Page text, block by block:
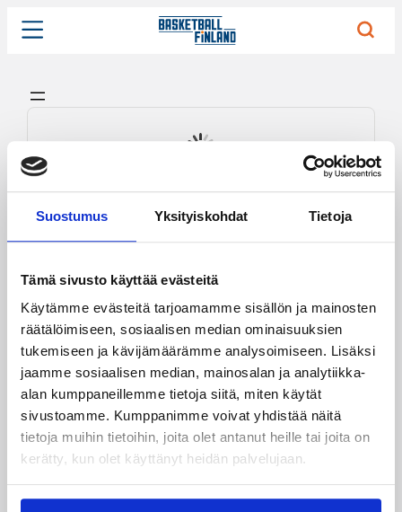
Suostumus Yksityiskohdat Tietoja
Tämä sivusto käyttää evästeitä
Käytämme evästeitä tarjoamamme sisällön ja mainosten
räätälöimiseen, sosiaalisen median ominaisuuksien
tukemiseen ja kävijämäärämme analysoimiseen. Lisäksi
jaamme sosiaalisen median, mainosalan ja analytiikka-
alan kumppaneillemme tietoja siitä, miten käytät
sivustoamme. Kumppanimme voivat yhdistää näitä
tietoja muihin tietoihin, joita olet antanut heille tai joita on
kerätty, kun olet käyttänyt heidän palvelujaan.
Siirry
sisältöön
Urheilupuistontie 3
02200 Espoo
office@basket.fi
Henkilöstön yhteystiedot
Alueiden yhteystiedot
Laskutustiedot
Käyttöehdot ja tietosuoja